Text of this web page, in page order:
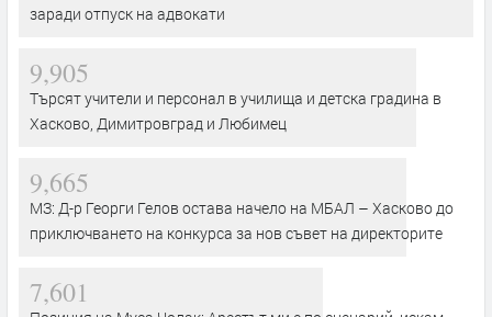
заради отпуск на адвокати
9,905
Търсят учители и персонал в училища и детска градина в
Хасково, Димитровград и Любимец
9,665
МЗ: Д-р Георги Гелов остава начело на МБАЛ – Хасково до
приключването на конкурса за нов съвет на директорите
7,601